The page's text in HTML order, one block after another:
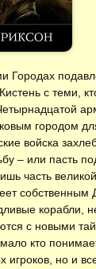
Городах
с теми,
городом
войска
– или пасть
часть
собственным
корабли,
с новыми
кто
игроков, но и